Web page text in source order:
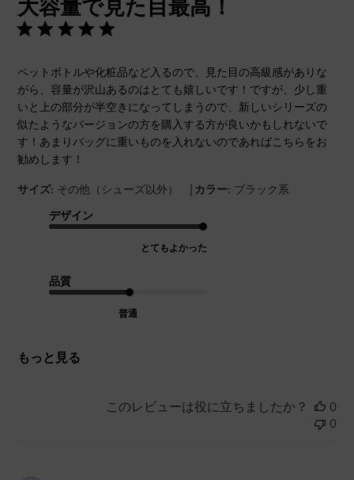
大容量で見た目最高！
ペットボトルや化粧品など入るので、見た目の高級感がありな
がら、容量が沢山あるのはとても嬉しいです！ですが、少し重
いと上の部分が半空きになってしまうので、新しいシリーズの
似たようなバージョンの方を購入する方が良いかもしれないで
す！あまりバッグに重いものを入れないのであればこちらをお
勧めします！
サイズ: その他（シューズ以外） | カラー: ブラック系
デザイン
とてもよかった
品質
普通
もっと見る
このレビューは役に立ちましたか？
0
0